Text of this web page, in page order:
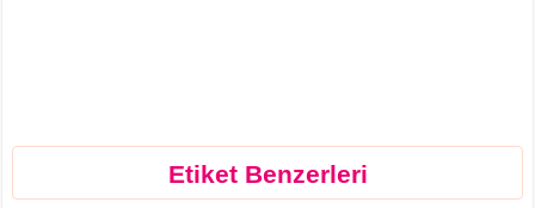
Etiket Benzerleri